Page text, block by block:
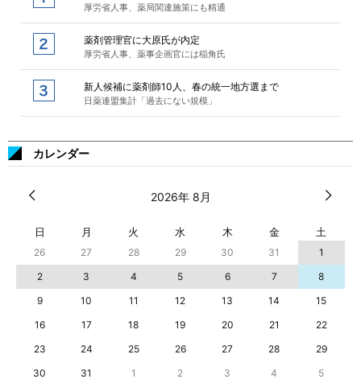
厚労省人事、薬局関連施策にも精通
薬剤管理官に大原氏が内定
厚労省人事、薬事企画官には稲角氏
新人候補に薬剤師10人、春の統一地方選まで
日薬連盟集計「過去にない規模」
カレンダー
2026年 8月
日 月 火 水 木 金 土
26 27 28 29 30 31
1
2
3 4 5 6 7
8
9
10 11 12 13 14
15
16
17 18 19 20 21
22
23
24 25 26 27 28
29
30
31 1 2 3 4 5